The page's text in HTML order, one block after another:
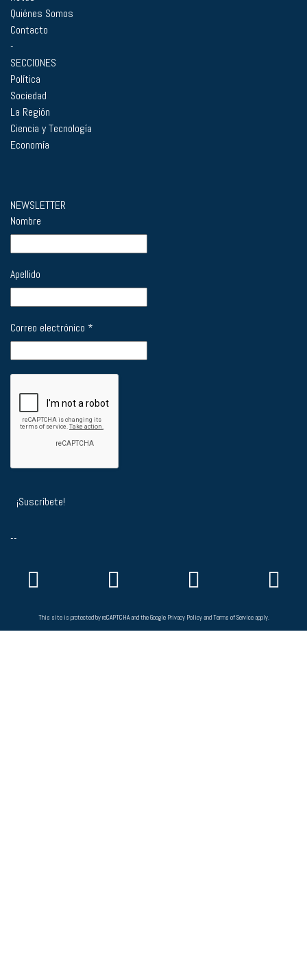
Quiénes Somos
Contacto
-
SECCIONES
Política
Sociedad
La Región
Ciencia y Tecnología
Economía
NEWSLETTER
Nombre
Apellido
Correo electrónico *
--
This site is protected by reCAPTCHA and the Google Privacy PolicyandTerms of Serviceapply.